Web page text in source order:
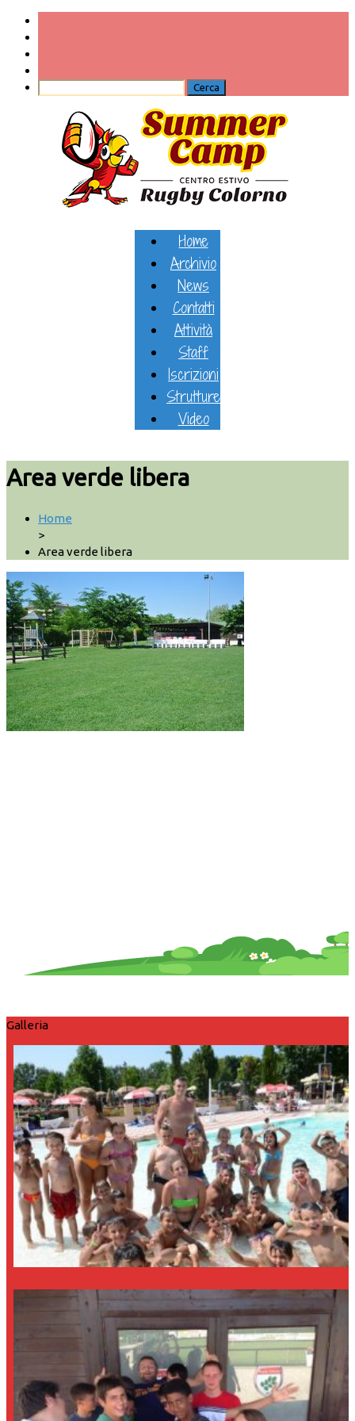
Home
Archivio
News
Contatti
Attività
Staff
Iscrizioni
Strutture
Video
Area verde libera
Home
>
Area verde libera
Galleria